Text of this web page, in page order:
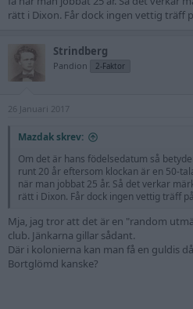
rätt i Dixon. Får dock ingen vettig träff
Strindberg
Pandion 2-Faktor
26 Januari 2017
Mazdak skrev:
Om det är hans födelsedatum så
runt 20 år eftersom klockan är en 50-
när man jobbat 25 år. Så det verkar
rätt i Dixon. Får dock ingen vettig träff
Mja, jag tror att det är en "random
club. Jänkarna gillar sådant.
Där i kolonierna kan man få en guldis
Bortglömd kanske?